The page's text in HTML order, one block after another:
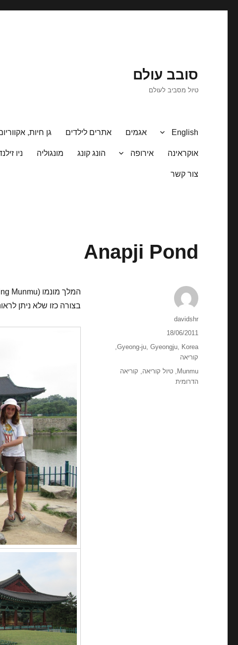
סובב עולם
טיול מסביב לעולם
English אגמים אתרים לילדים גן חיות,
אוקראינה אירופה הונג קונג מונגוליה ניו
צור קשר
Anapji Pond
בצורה כזו שלא ניתן
מחבר
davidshr
פורסם
בתאריך
18/06/2011
קטגוריות
Gyeong-ju, Gyeongju, Korea
,
קוריאה
תגיות
Munmu
,טיול קוריאה, קוריאה
הדרומית